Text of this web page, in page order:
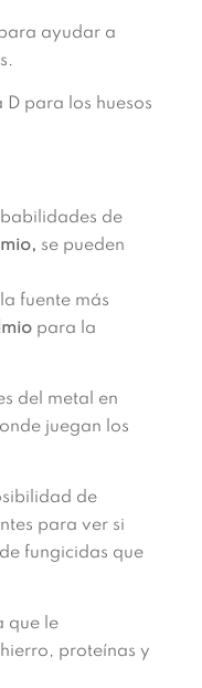
ayudar a
para los huesos
de
se pueden
fuente más
para la
del metal en
juegan los
de
para ver si
fungicidas que
que le
proteínas y